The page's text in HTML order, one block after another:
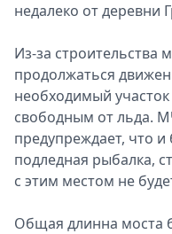
недалеко от деревни
Из-за строительства
продолжаться
необходимый
свободным от льда.
предупреждает, что и
подледная рыбалка,
с этим местом не
Общая длинна моста